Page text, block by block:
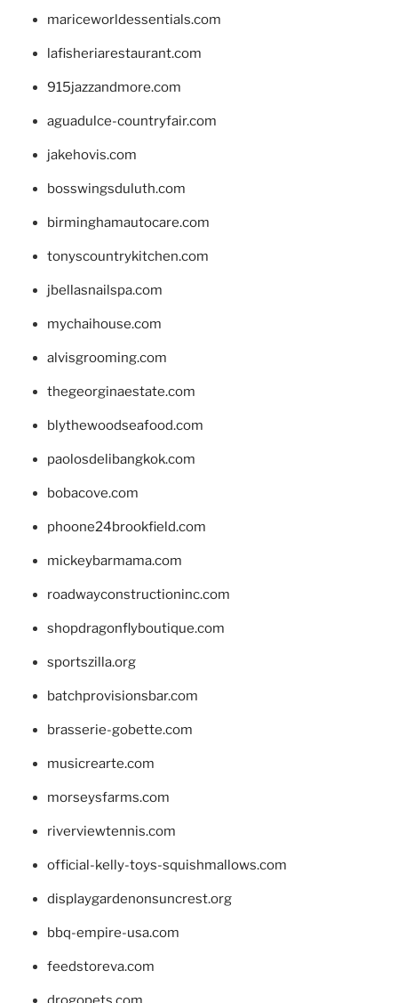
mariceworldessentials.com
lafisheriarestaurant.com
915jazzandmore.com
aguadulce-countryfair.com
jakehovis.com
bosswingsduluth.com
birminghamautocare.com
tonyscountrykitchen.com
jbellasnailspa.com
mychaihouse.com
alvisgrooming.com
thegeorginaestate.com
blythewoodseafood.com
paolosdelibangkok.com
bobacove.com
phoone24brookfield.com
mickeybarmama.com
roadwayconstructioninc.com
shopdragonflyboutique.com
sportszilla.org
batchprovisionsbar.com
brasserie-gobette.com
musicrearte.com
morseysfarms.com
riverviewtennis.com
official-kelly-toys-squishmallows.com
displaygardenonsuncrest.org
bbq-empire-usa.com
feedstoreva.com